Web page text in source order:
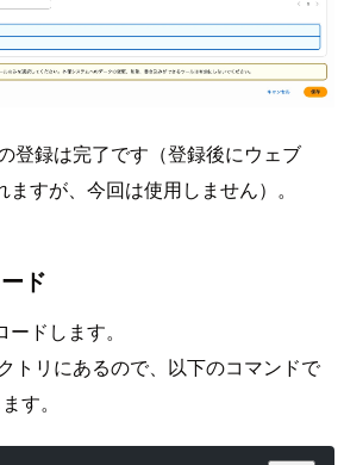
登録は完了です（登録後にウェブ
すが、今回は使用しません）。
ド
ドします。
トリにあるので、以下のコマンドで
す。